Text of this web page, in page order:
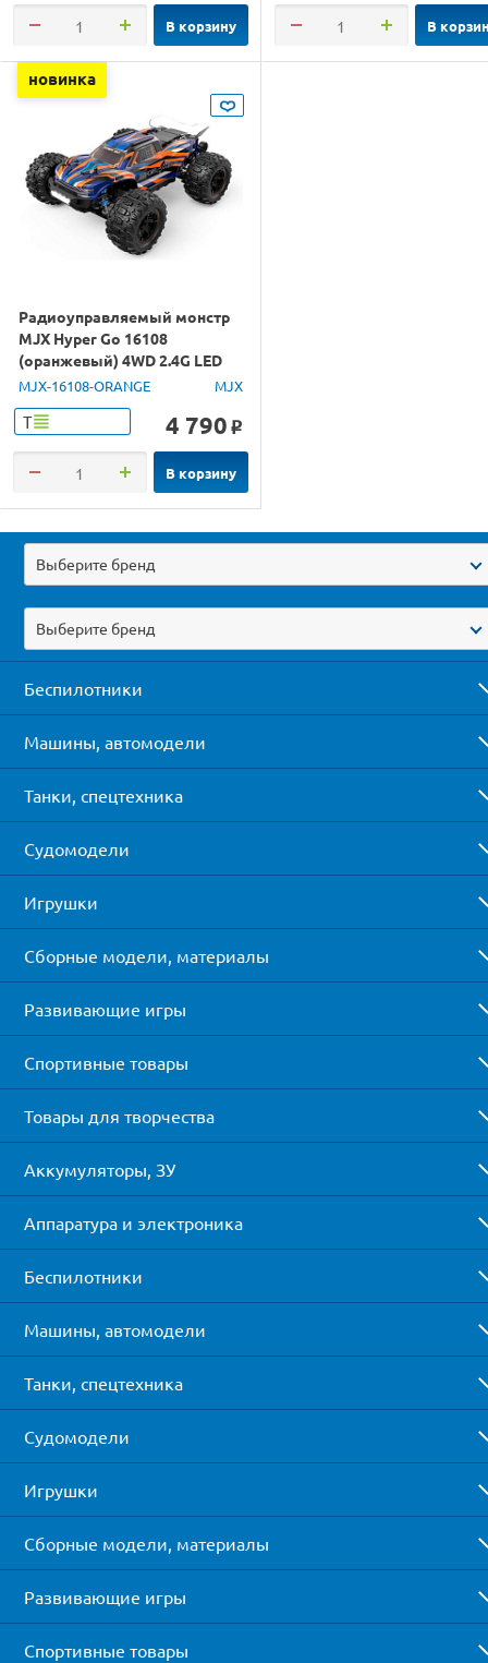
В корзину В
новинка
Радиоуправляемый монстр
MJX Hyper Go 16108
(оранжевый) 4WD 2.4G LED
1/16 RTR
MJX-16108-ORANGE MJX
Т 4 790 o
В корзину
Выберите бренд
Выберите бренд
Беспилотники
Машины, автомодели
Танки, спецтехника
Судомодели
Игрушки
Сборные модели, материалы
Развивающие игры
Спортивные товары
Товары для творчества
Аккумуляторы, ЗУ
Аппаратура и электроника
Беспилотники
Машины, автомодели
Танки, спецтехника
Судомодели
Игрушки
Сборные модели, материалы
Развивающие игры
Спортивные товары